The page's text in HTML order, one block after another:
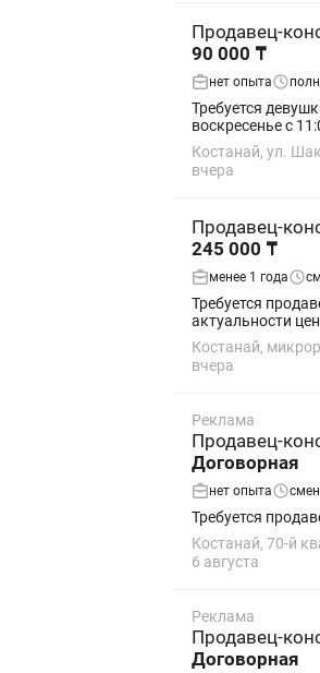
Продавец-
90 000 ₸
нет опыта
Требуется
воскресенье с
Костанай, ул.
вчера
Продавец-
245 000 ₸
менее 1 года
Требуется продавец-консультант Обязанности: - консультирование
актуальности
Костанай,
вчера
Реклама
Продавец-
Договорная
нет опыта
Костанай, 70-й
6 августа
Реклама
Продавец-
Договорная